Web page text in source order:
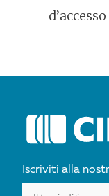
POST
Iscriviti alla